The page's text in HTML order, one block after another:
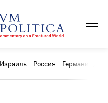
Израиль Россия Германия